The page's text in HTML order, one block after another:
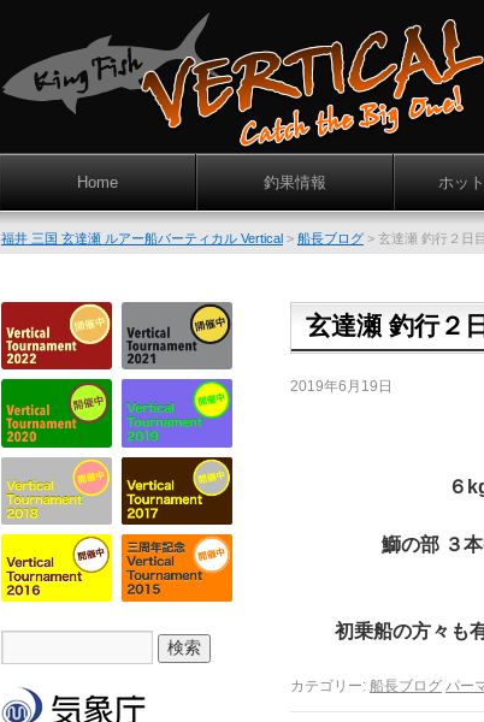
Home 釣果情報 ホッ
福井 三国 玄達瀬 ルアー船バーティカル Vertical > 船長ブログ > 玄達瀬 釣行２日
玄達瀬 釣行２
2019年6月19日
６
鰤の部 ３
初乗船の方々も
カテゴリー: 船長ブログ パー